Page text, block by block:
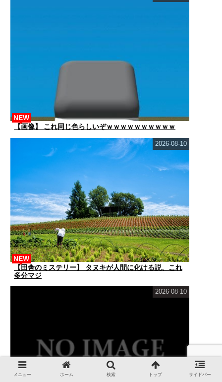
【画像】 これ同じ色らしいぞｗｗｗｗｗｗｗｗｗｗ
NEW
【田舎のミステリー】 タヌキが人間に化ける説、これ
多分マジ
NEW
2026-08-10
2026-08-10
メニュー ホーム 検索 トップ サイドバー